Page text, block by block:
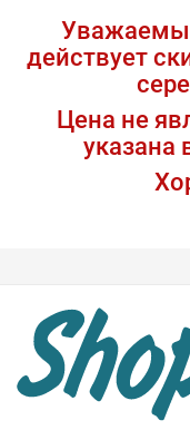
действует
Цена не
указана